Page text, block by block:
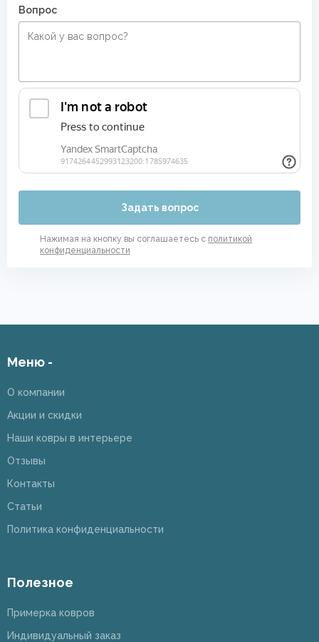
Вопрос
Задать вопрос
Нажимая на кнопку вы соглашаетесь с политикой
конфиденциальности
Меню -
О компании
Акции и скидки
Наши ковры в интерьере
Отзывы
Контакты
Статьи
Политика конфиденциальности
Полезное
Примерка ковров
Индивидуальный заказ